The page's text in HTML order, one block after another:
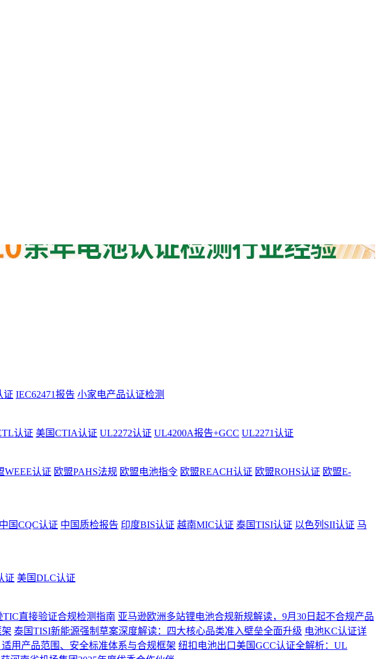
证 IEC62471报告 小家电产品认证检测
认证 美国CTIA认证 UL2272认证 UL4200A报告+GCC UL2271认证
WEEE认证 欧盟PAHS法规 欧盟电池指令 欧盟REACH认证 欧盟ROHS认证 欧盟E-
中国CQC认证 中国质检报告 印度BIS认证 越南MIC认证 泰国TISI认证 以色列SII认证 马
证 美国DLC认证
直接验证合规检测指南 亚马逊欧洲多站锂电池合规新规解读，9月30日起不合规产品
泰国TISI新能源强制草案深度解读：四大核心品类准入壁垒全面升级 电池KC认证详
用产品范围、安全标准体系与合规框架 纽扣电池出口美国GCC认证全解析：UL